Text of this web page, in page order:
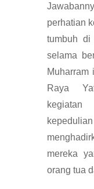
perhatian
tumbuh di
selama
Muharram
Raya
mereka
orang tua